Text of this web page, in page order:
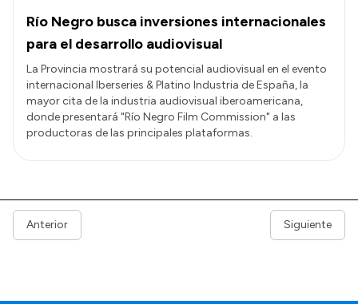
Río Negro busca inversiones internacionales
para el desarrollo audiovisual
La Provincia mostrará su potencial audiovisual en el evento
internacional Iberseries & Platino Industria de España, la
mayor cita de la industria audiovisual iberoamericana,
donde presentará "Río Negro Film Commission" a las
productoras de las principales plataformas.
Anterior Siguiente